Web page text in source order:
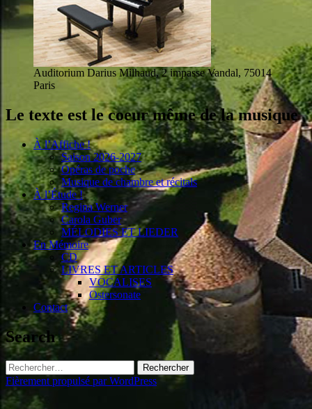
Auditorium Darius Milhaud, 2 impasse Vandal, 75014
Paris
Le texte est le coeur même de la musique
À l’Affiche !
Saison 2026-2027
Opéras de poche
Musique de chambre et récitals
À l’Étude !
Regina Werner
Carola Guber
MÉLODIES ET LIEDER
En Mémoire
CD
LIVRES ET ARTICLES
VOCALISES
Ostersonate
Contact
Search
Rechercher :
Fièrement propulsé par WordPress